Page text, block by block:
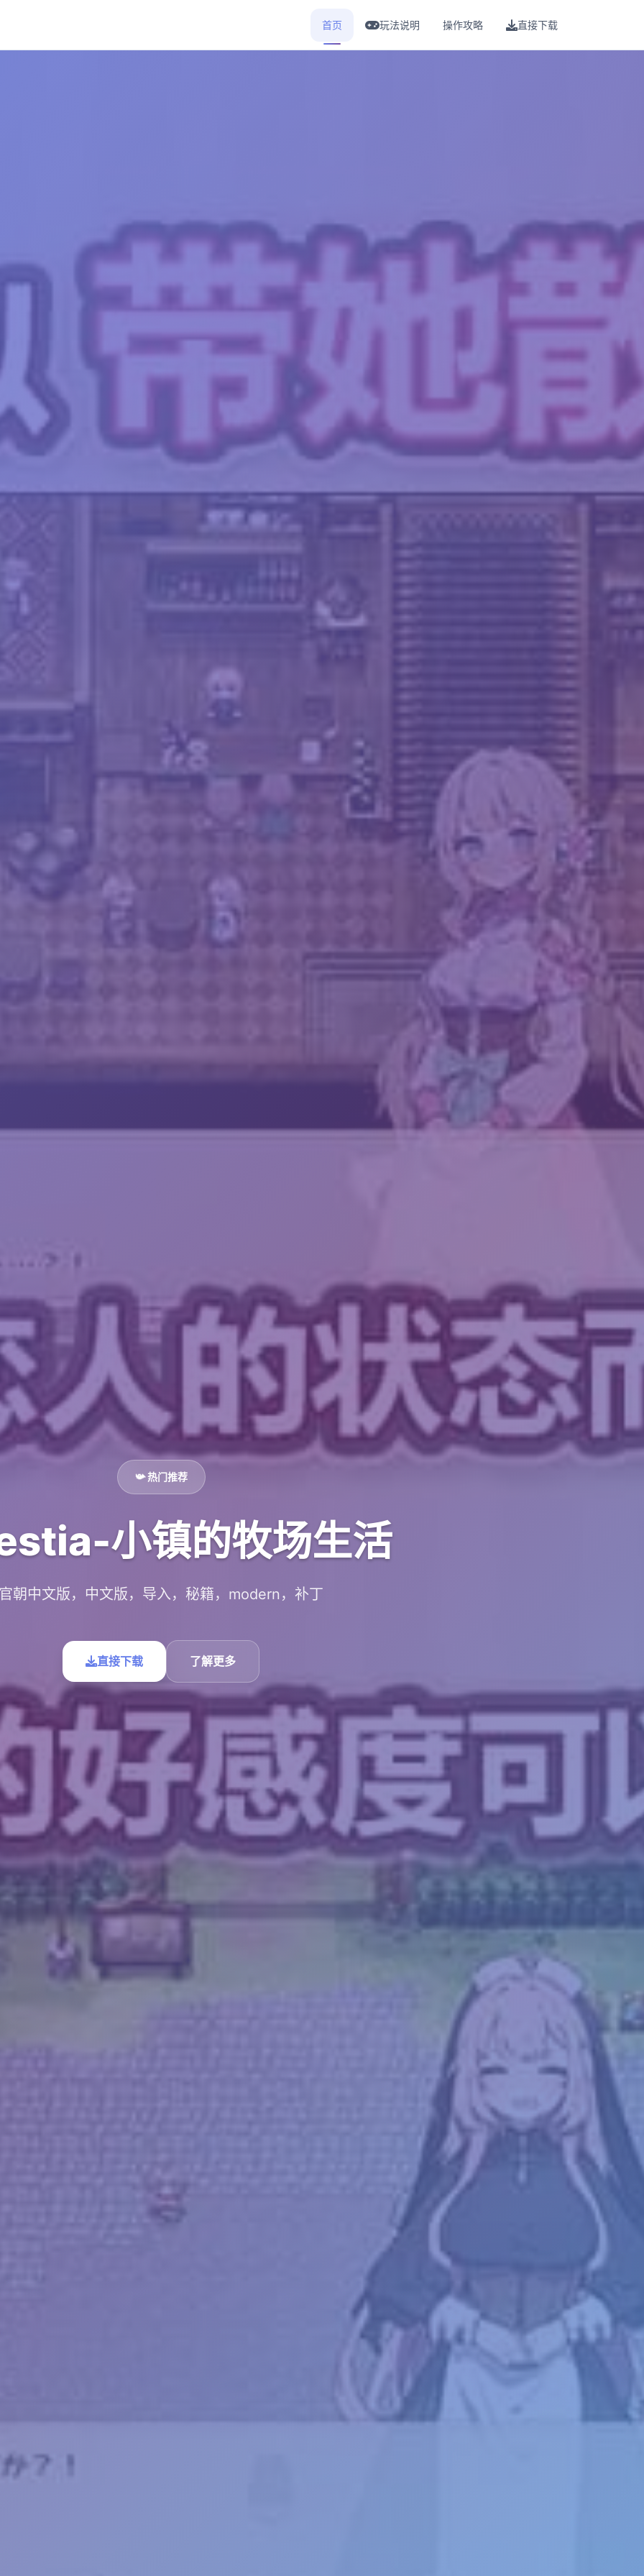
首页 玩法说明 操作攻略 直接下载
📯 热门推荐
小镇的牧场生活
朝中文版，中文版，导入，秘籍，modern，补丁
直接下载 了解更多